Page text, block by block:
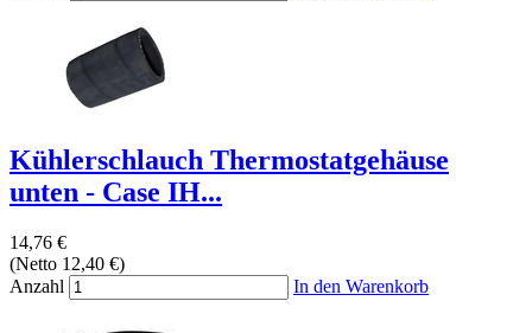
Kühlerschlauch Thermostatgehäuse
unten - Case IH...
14,76 €
(Netto 12,40 €)
Anzahl
In den Warenkorb